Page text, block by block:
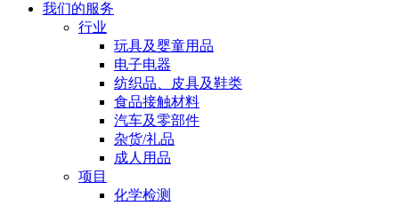
我们的服务
行业
玩具及婴童用品
电子电器
纺织品、皮具及鞋类
食品接触材料
汽车及零部件
杂货/礼品
成人用品
项目
化学检测